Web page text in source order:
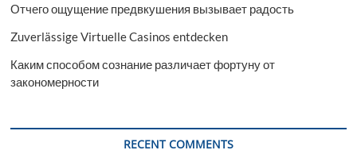
Отчего ощущение предвкушения вызывает радость
Zuverlässige Virtuelle Casinos entdecken
Каким способом сознание различает фортуну от
закономерности
RECENT COMMENTS